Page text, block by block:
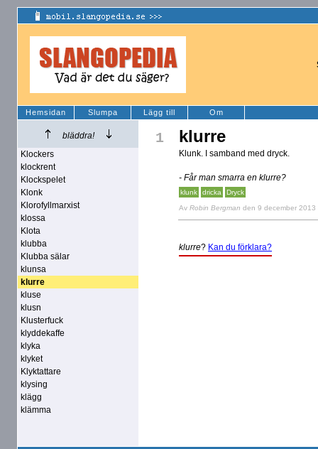
Hemsidan Slumpa Lägg till Om
bläddra!
Klockers
klockrent
Klockspelet
Klonk
Klorofyllmarxist
klossa
Klota
klubba
Klubba sälar
klunsa
klurre
kluse
klusn
Klusterfuck
klyddekaffe
klyka
klyket
Klyktattare
klysing
klägg
klämma
1 klurre
Klunk. I samband med dryck.
- Får man smarra en klurre?
klunk dricka Dryck
Av Robin Bergman den 9 december 2013
klurre? Kan du förklara?